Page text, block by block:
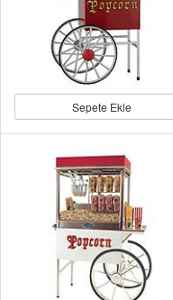
Sepete Ekle